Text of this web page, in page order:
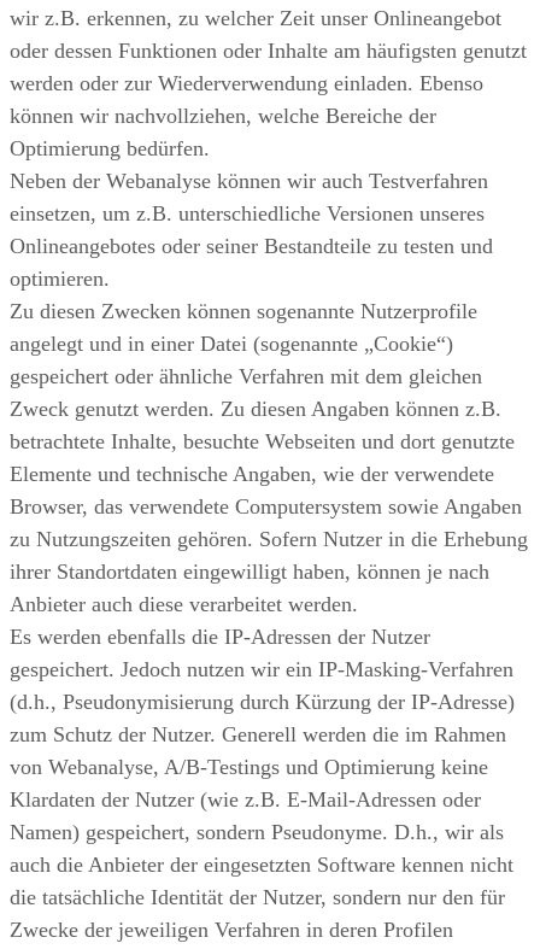
wir z.B. erkennen, zu welcher Zeit unser Onlineangebot
oder dessen Funktionen oder Inhalte am häufigsten genutzt
werden oder zur Wiederverwendung einladen. Ebenso
können wir nachvollziehen, welche Bereiche der
Optimierung bedürfen.
Neben der Webanalyse können wir auch Testverfahren
einsetzen, um z.B. unterschiedliche Versionen unseres
Onlineangebotes oder seiner Bestandteile zu testen und
optimieren.
Zu diesen Zwecken können sogenannte Nutzerprofile
angelegt und in einer Datei (sogenannte „Cookie“)
gespeichert oder ähnliche Verfahren mit dem gleichen
Zweck genutzt werden. Zu diesen Angaben können z.B.
betrachtete Inhalte, besuchte Webseiten und dort genutzte
Elemente und technische Angaben, wie der verwendete
Browser, das verwendete Computersystem sowie Angaben
zu Nutzungszeiten gehören. Sofern Nutzer in die Erhebung
ihrer Standortdaten eingewilligt haben, können je nach
Anbieter auch diese verarbeitet werden.
Es werden ebenfalls die IP-Adressen der Nutzer
gespeichert. Jedoch nutzen wir ein IP-Masking-Verfahren
(d.h., Pseudonymisierung durch Kürzung der IP-Adresse)
zum Schutz der Nutzer. Generell werden die im Rahmen
von Webanalyse, A/B-Testings und Optimierung keine
Klardaten der Nutzer (wie z.B. E-Mail-Adressen oder
Namen) gespeichert, sondern Pseudonyme. D.h., wir als
auch die Anbieter der eingesetzten Software kennen nicht
die tatsächliche Identität der Nutzer, sondern nur den für
Zwecke der jeweiligen Verfahren in deren Profilen